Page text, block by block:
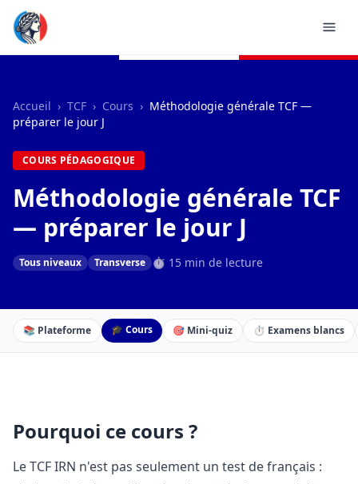
Accueil › TCF › Cours › Méthodologie générale TCF —
préparer le jour J
COURS PÉDAGOGIQUE
Méthodologie générale TCF
— préparer le jour J
Tous niveaux Transverse ⏱ 15 min de lecture
📚 Plateforme 🎓 Cours 🎯 Mini-quiz ⏱️ Examens blancs
Pourquoi ce cours ?
Le TCF IRN n'est pas seulement un test de français :